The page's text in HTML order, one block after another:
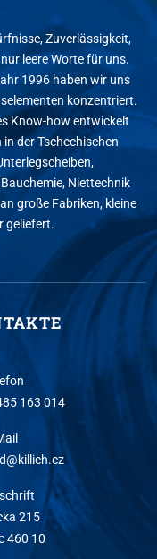
Zuverlässigkeit,
leere Worte für uns.
1996 haben wir uns
konzentriert.
Know-how entwickelt
der Tschechischen
Niettechnik
große Fabriken, kleine
geliefert.
163 014
215
460 10